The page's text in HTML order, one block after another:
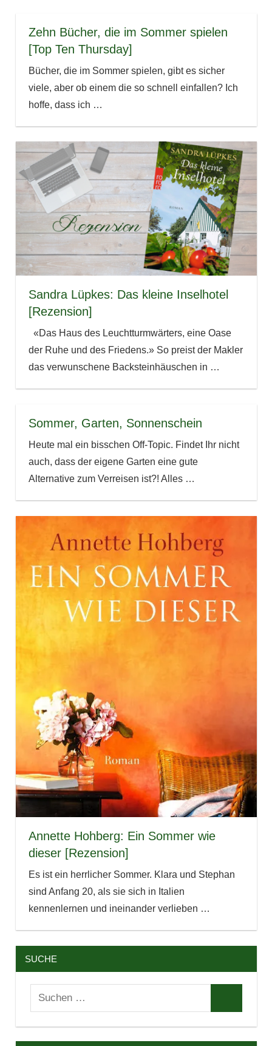
Zehn Bücher, die im Sommer spielen
[Top Ten Thursday]
Bücher, die im Sommer spielen, gibt es sicher
viele, aber ob einem die so schnell einfallen? Ich
hoffe, dass ich …
Sandra Lüpkes: Das kleine Inselhotel
[Rezension]
«Das Haus des Leuchtturmwärters, eine Oase
der Ruhe und des Friedens.» So preist der Makler
das verwunschene Backsteinhäuschen in …
Sommer, Garten, Sonnenschein
Heute mal ein bisschen Off-Topic. Findet Ihr nicht
auch, dass der eigene Garten eine gute
Alternative zum Verreisen ist?! Alles …
Annette Hohberg: Ein Sommer wie
dieser [Rezension]
Es ist ein herrlicher Sommer. Klara und Stephan
sind Anfang 20, als sie sich in Italien
kennenlernen und ineinander verlieben …
SUCHE
Suchen